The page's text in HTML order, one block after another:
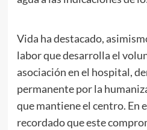
Vida ha destacado,
labor que desarrolla el
asociación en el hospital,
permanente por la
que mantiene el centro. En
recordado que este